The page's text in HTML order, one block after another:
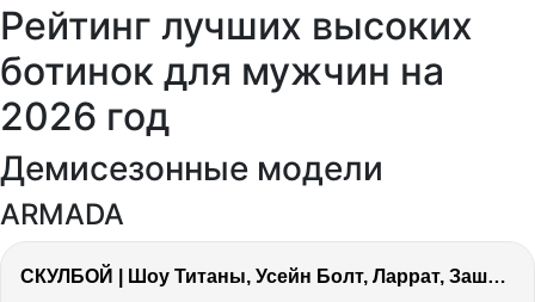
Рейтинг лучших высоких
ботинок для мужчин на
2026 год
Демисезонные модели
ARMADA
СКУЛБОЙ | Шоу Титаны, Усейн Болт, Ларрат, Зашквар!